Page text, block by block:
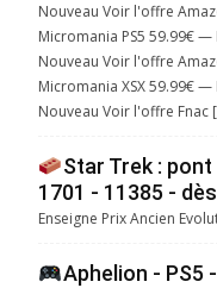
Nouveau Voir l'offre
Micromania PS5 59.99€
Nouveau Voir l'offre
Micromania XSX 59.99€
Nouveau Voir l'offre Fnac
Star Trek : pont
1701 - 11385 -
Enseigne Prix Ancien
Aphelion - PS5